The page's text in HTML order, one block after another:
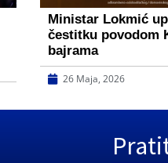
Ministar Lokmić
čestitku povodom
bajrama
26 Maja, 2026